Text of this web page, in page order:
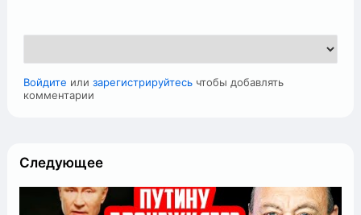
Войдите илизарегистрируйтесь чтобы добавлять
комментарии
Следующее